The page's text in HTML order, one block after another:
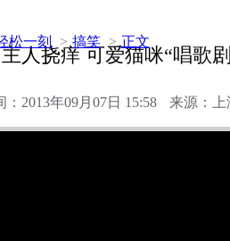
松一刻 > 搞笑 > 正文
主人挠痒 可爱猫咪“唱歌
：2013年09月07日 15:58 来源：上